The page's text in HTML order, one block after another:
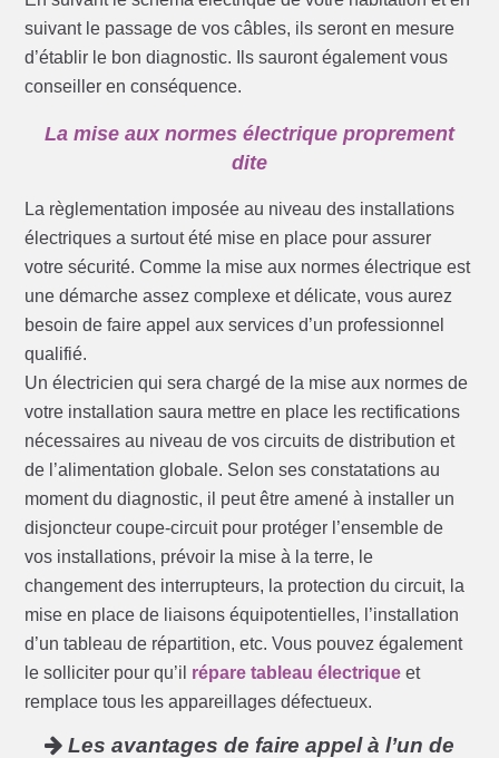
suivant le passage de vos câbles, ils seront en mesure
d’établir le bon diagnostic. Ils sauront également vous
conseiller en conséquence.
La mise aux normes électrique proprement
dite
La règlementation imposée au niveau des installations
électriques a surtout été mise en place pour assurer
votre sécurité. Comme la mise aux normes électrique est
une démarche assez complexe et délicate, vous aurez
besoin de faire appel aux services d’un professionnel
qualifié.
Un électricien qui sera chargé de la mise aux normes de
votre installation saura mettre en place les rectifications
nécessaires au niveau de vos circuits de distribution et
de l’alimentation globale. Selon ses constatations au
moment du diagnostic, il peut être amené à installer un
disjoncteur coupe-circuit pour protéger l’ensemble de
vos installations, prévoir la mise à la terre, le
changement des interrupteurs, la protection du circuit, la
mise en place de liaisons équipotentielles, l’installation
d’un tableau de répartition, etc. Vous pouvez également
le solliciter pour qu’il répare tableau électrique et
remplace tous les appareillages défectueux.
Les avantages de faire appel à l’un de